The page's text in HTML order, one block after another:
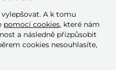
platební karty
A k tomu
pomocí cookies, které nám
a následně přizpůsobit
cookies nesouhlasíte,